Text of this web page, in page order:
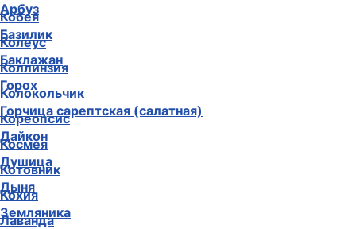
Кобея
Колеус
Коллинзия
Колокольчик
Кореопсис
Космея
Котовник
Кохия
Лаванда
Арбуз
Базилик
Баклажан
Горох
Горчица сарептская (салатная)
Дайкон
Душица
Дыня
Земляника